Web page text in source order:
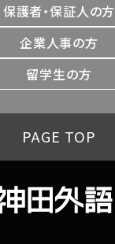
保護者・保証人の方
企業人事の方
留学生の方
PAGE TOP